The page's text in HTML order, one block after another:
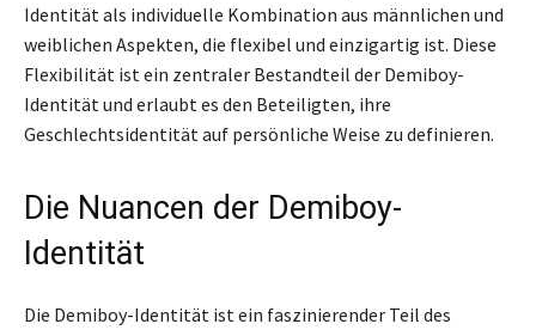
Identität als individuelle Kombination aus männlichen und
weiblichen Aspekten, die flexibel und einzigartig ist. Diese
Flexibilität ist ein zentraler Bestandteil der Demiboy-
Identität und erlaubt es den Beteiligten, ihre
Geschlechtsidentität auf persönliche Weise zu definieren.
Die Nuancen der Demiboy-
Identität
Die Demiboy-Identität ist ein faszinierender Teil des